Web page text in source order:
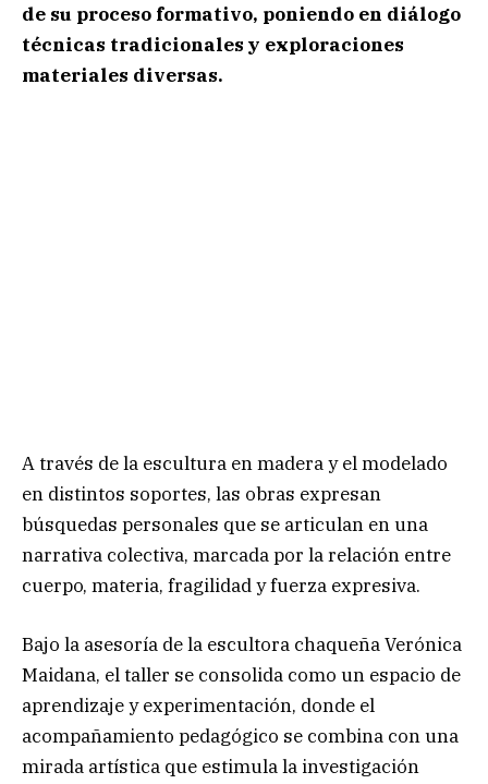
de su proceso formativo, poniendo en diálogo
técnicas tradicionales y exploraciones
materiales diversas.
A través de la escultura en madera y el modelado
en distintos soportes, las obras expresan
búsquedas personales que se articulan en una
narrativa colectiva, marcada por la relación entre
cuerpo, materia, fragilidad y fuerza expresiva.
Bajo la asesoría de la escultora chaqueña Verónica
Maidana, el taller se consolida como un espacio de
aprendizaje y experimentación, donde el
acompañamiento pedagógico se combina con una
mirada artística que estimula la investigación